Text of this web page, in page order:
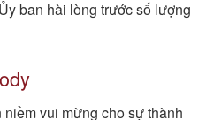
ban hài lòng trước số lượng
niềm vui mừng cho sự thành